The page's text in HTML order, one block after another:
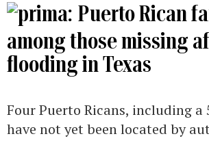
Puerto Rican
among those missing
flooding in Texas
Four Puerto Ricans, including
have not yet been located by